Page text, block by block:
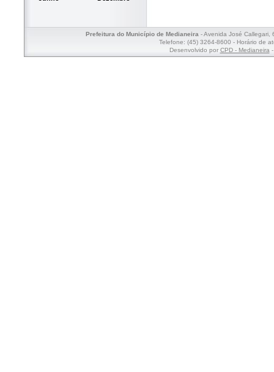
Prefeitura do Município de Medianeira- Avenida José Callegari,
Telefone: (45) 3264-8600 - Horário de
Desenvolvido por CPD - Medianeira-